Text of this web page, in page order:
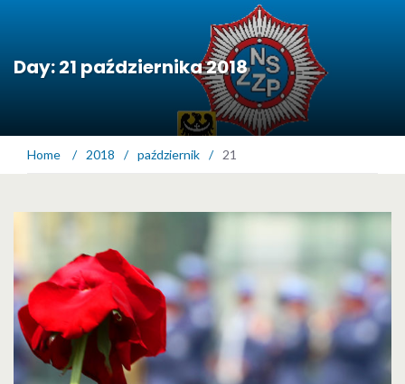
Day: 21 października 2018
Home / 2018 / październik / 21